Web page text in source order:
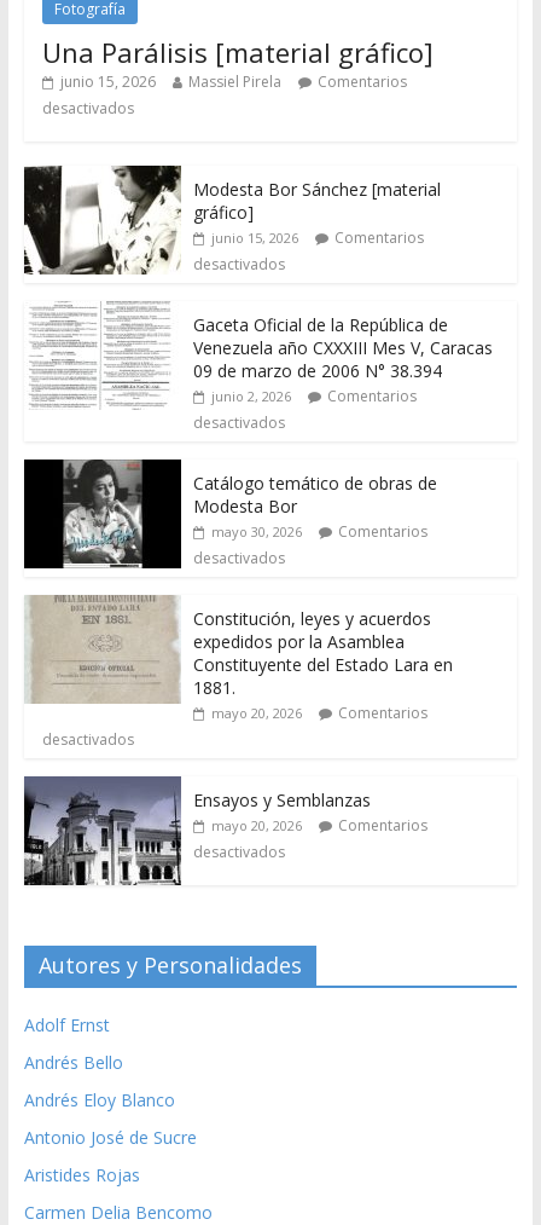
Fotografía
Una Parálisis [material gráfico]
junio 15, 2026 Massiel Pirela
Comentarios
desactivados
Modesta Bor Sánchez [material
gráfico]
junio 15, 2026
Comentarios
desactivados
Gaceta Oficial de la República de
Venezuela año CXXXIII Mes V, Caracas
09 de marzo de 2006 N° 38.394
junio 2, 2026
Comentarios
desactivados
Catálogo temático de obras de
Modesta Bor
mayo 30, 2026
Comentarios
desactivados
Constitución, leyes y acuerdos
expedidos por la Asamblea
Constituyente del Estado Lara en
1881.
mayo 20, 2026
Comentarios
desactivados
Ensayos y Semblanzas
mayo 20, 2026
Comentarios
desactivados
Autores y Personalidades
Adolf Ernst
Andrés Bello
Andrés Eloy Blanco
Antonio José de Sucre
Aristides Rojas
Carmen Delia Bencomo